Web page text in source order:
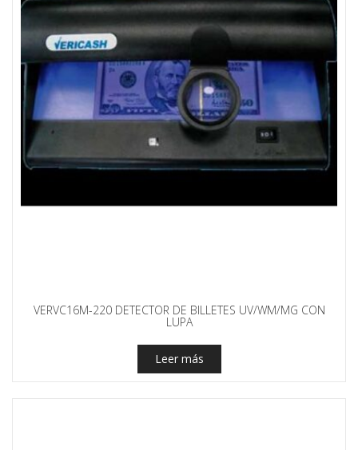
VERVC16M-220 DETECTOR DE BILLETES UV/WM/MG CON
LUPA
Leer más